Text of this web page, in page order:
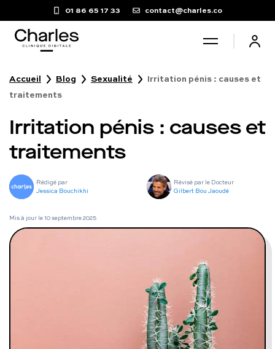
01 86 65 17 33 contact@charles.co
Santé sexuelle
Poids
Troubles du sommeil
Fertilité masculine
Accueil Blog Sexualité
Irritation pénis : causes et
traitements
Irritation pénis : causes et
traitements
Rédigé par
Jessica Bouchikhi
Révisé par le Docteur
Gilbert Bou Jaoudé
Mis à jour le10 septembre 2025